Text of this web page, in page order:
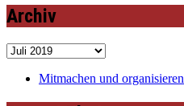
Archiv
Archiv
Mitmachen und organisieren